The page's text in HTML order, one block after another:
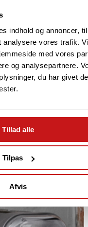
indhold og annoncer,
vores trafik.
med vores
og analysepartnere.
du har givet
Tillad alle
Tilpas
Afvis